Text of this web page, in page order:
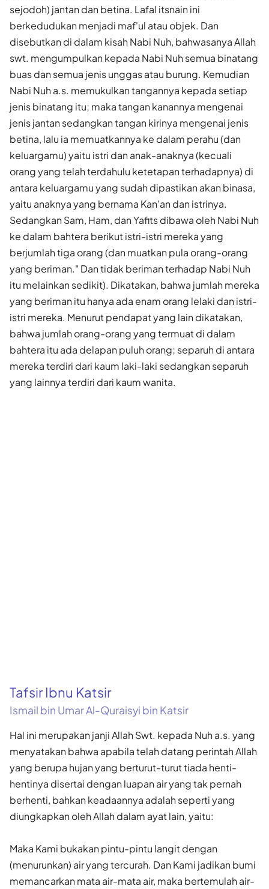
sejodoh) jantan dan betina. Lafal itsnain ini
berkedudukan menjadi maf'ul atau objek. Dan
disebutkan di dalam kisah Nabi Nuh, bahwasanya Allah
swt. mengumpulkan kepada Nabi Nuh semua binatang
buas dan semua jenis unggas atau burung. Kemudian
Nabi Nuh a.s. memukulkan tangannya kepada setiap
jenis binatang itu; maka tangan kanannya mengenai
jenis jantan sedangkan tangan kirinya mengenai jenis
betina, lalu ia memuatkannya ke dalam perahu (dan
keluargamu) yaitu istri dan anak-anaknya (kecuali
orang yang telah terdahulu ketetapan terhadapnya) di
antara keluargamu yang sudah dipastikan akan binasa,
yaitu anaknya yang bernama Kan'an dan istrinya.
Sedangkan Sam, Ham, dan Yafits dibawa oleh Nabi Nuh
ke dalam bahtera berikut istri-istri mereka yang
berjumlah tiga orang (dan muatkan pula orang-orang
yang beriman." Dan tidak beriman terhadap Nabi Nuh
itu melainkan sedikit). Dikatakan, bahwa jumlah mereka
yang beriman itu hanya ada enam orang lelaki dan istri-
istri mereka. Menurut pendapat yang lain dikatakan,
bahwa jumlah orang-orang yang termuat di dalam
bahtera itu ada delapan puluh orang; separuh di antara
mereka terdiri dari kaum laki-laki sedangkan separuh
yang lainnya terdiri dari kaum wanita.
Tafsir Ibnu Katsir
Ismail bin Umar Al-Quraisyi bin Katsir
Hal ini merupakan janji Allah Swt. kepada Nuh a.s. yang
menyatakan bahwa apabila telah datang perintah Allah
yang berupa hujan yang berturut-turut tiada henti-
hentinya disertai dengan luapan air yang tak pernah
berhenti, bahkan keadaannya adalah seperti yang
diungkapkan oleh Allah dalam ayat lain, yaitu:
Maka Kami bukakan pintu-pintu langit dengan
(menurunkan) air yang tercurah. Dan Kami jadikan bumi
memancarkan mata air-mata air, maka bertemulah air-